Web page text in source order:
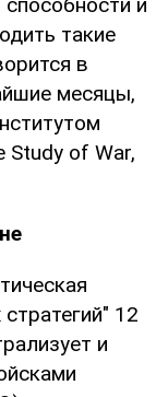
такие
в
месяцы,
Study of War,
12
и